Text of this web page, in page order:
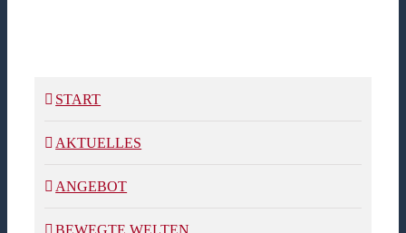
START
AKTUELLES
ANGEBOT
BEWEGTE WELTEN